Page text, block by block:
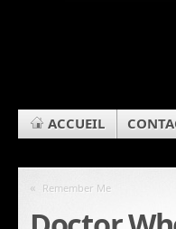
ACCUEIL
« Remember Me